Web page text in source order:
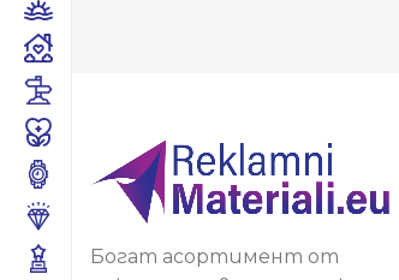
Богат асортимент от